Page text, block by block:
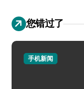
您错过了
手机新闻